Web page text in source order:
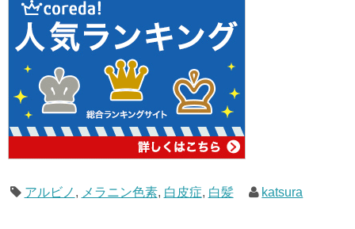
アルビノ , メラニン色素, 白皮症, 白髪 katsura